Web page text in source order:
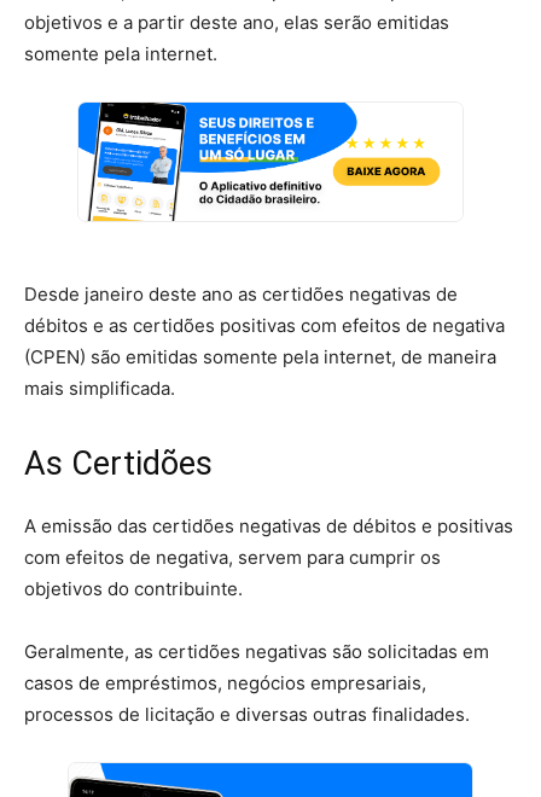
objetivos e a partir deste ano, elas serão emitidas
somente pela internet.
Desde janeiro deste ano as certidões negativas de
débitos e as certidões positivas com efeitos de negativa
(CPEN) são emitidas somente pela internet, de maneira
mais simplificada.
As Certidões
A emissão das certidões negativas de débitos e positivas
com efeitos de negativa, servem para cumprir os
objetivos do contribuinte.
Geralmente, as certidões negativas são solicitadas em
casos de empréstimos, negócios empresariais,
processos de licitação e diversas outras finalidades.